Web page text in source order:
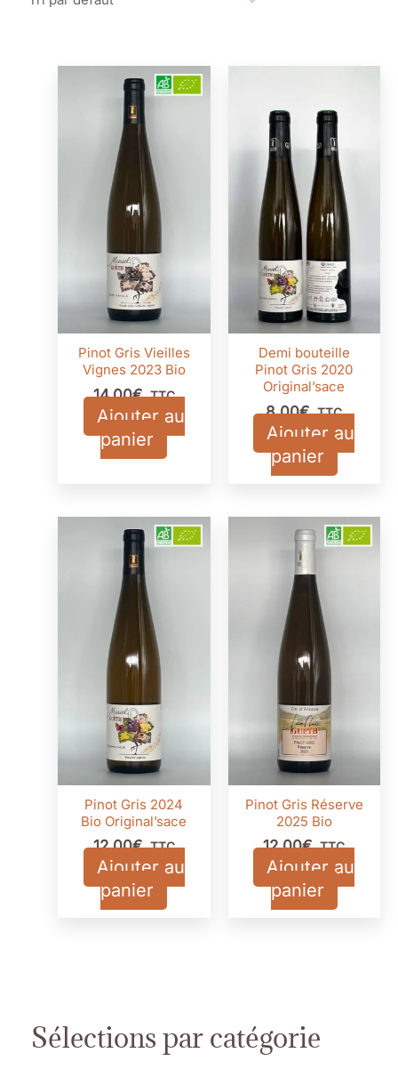
Sélections par catégorie
Pinot Gris Vieilles
Vignes 2023 Bio
14,00€ TTC
Ajouter au
panier
Demi bouteille
Pinot Gris 2020
Original’sace
8,00€ TTC
Ajouter au
panier
Pinot Gris 2024
Bio Original’sace
12,00€ TTC
Ajouter au
panier
Pinot Gris Réserve
2025 Bio
12,00€ TTC
Ajouter au
panier